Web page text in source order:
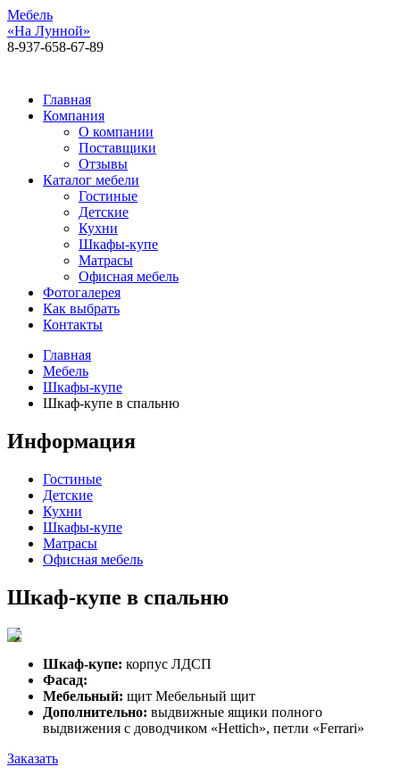
Мебель
«На Лунной»
8-937-658-67-89
Главная
Компания
О компании
Поставщики
Отзывы
Каталог мебели
Гостиные
Детские
Кухни
Шкафы-купе
Матрасы
Офисная мебель
Фотогалерея
Как выбрать
Контакты
Главная
Мебель
Шкафы-купе
Шкаф-купе в спальню
Информация
Гостиные
Детские
Кухни
Шкафы-купе
Матрасы
Офисная мебель
Шкаф-купе в спальню
Шкаф-купе: корпус ЛДСП
Фасад:
Мебельный: щит Мебельный щит
Дополнительно: выдвижные ящики полного
выдвижения с доводчиком «Hettich», петли «Ferrari»
Заказать